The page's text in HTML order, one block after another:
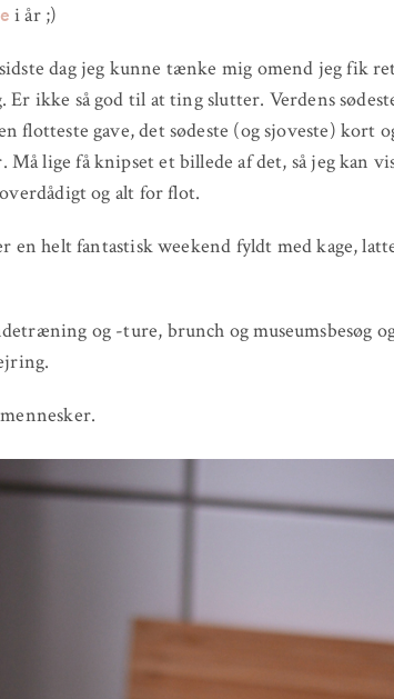
i år ;)
dag jeg kunne tænke mig omend jeg fik
Er ikke så god til at ting slutter. Verdens
flotteste gave, det sødeste (og sjoveste) kort
lige få knipset et billede af det, så jeg kan
og alt for flot.
en helt fantastisk weekend fyldt med kage,
og -ture, brunch og museumsbesøg